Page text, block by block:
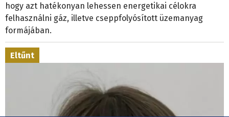
hogy azt hatékonyan lehessen energetikai célokra
felhasználni gáz, illetve cseppfolyósított üzemanyag
formájában.
Eltűnt